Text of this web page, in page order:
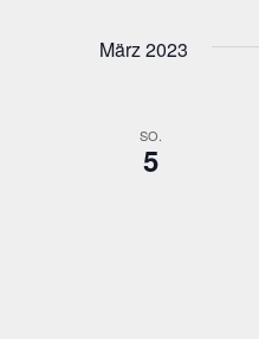
März 2023
SO.
5